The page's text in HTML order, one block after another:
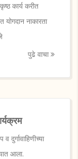
कार्य करीत
योगदान नाकारता
पुढे वाचा
व दुर्गावाहिणीच्या
आला.